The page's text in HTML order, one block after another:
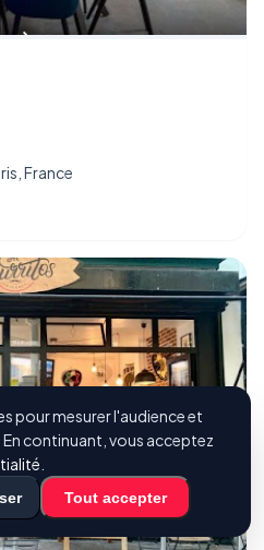
France
pour mesurer l'audience et
continuant, vous acceptez
Tout accepter